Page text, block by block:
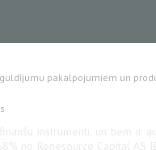
pakalpojumiem un